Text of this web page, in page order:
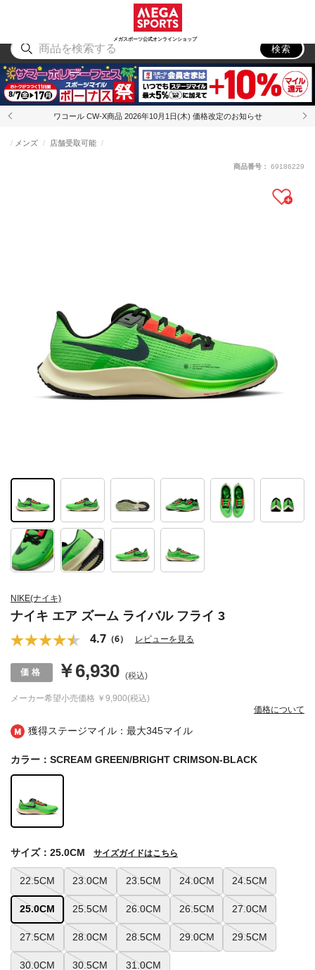
メガスポーツ公式オンラインショップ
アウトドア
検索
ワコール CW-X商品 2026年10月1日(木) 価格改定のお知らせ
獲得ステージマイル：最大345マイル
NIKE(ナイキ)
ナイキ エア ズーム ライバル フライ 3
4.7 （6） レビューを見る
メンズ 店舗受取可能
メーカー希望小売価格 ￥9,900(税込)
￥6,930 (税込)
価格について
商品番号： 69186229
カラー：SCREAM GREEN/BRIGHT CRIMSON-BLACK
22.5CM 23.0CM 23.5CM 24.0CM 24.5CM
25.0CM 25.5CM 26.0CM 26.5CM 27.0CM
27.5CM 28.0CM 28.5CM 29.0CM 29.5CM
30.0CM 30.5CM 31.0CM
サイズ：25.0CM サイズガイドはこちら